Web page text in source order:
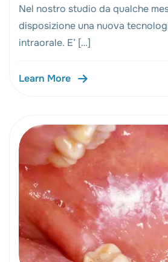
Nel nostro studio da qualche
disposizione una nuova
intraorale. E’ […]
Learn More